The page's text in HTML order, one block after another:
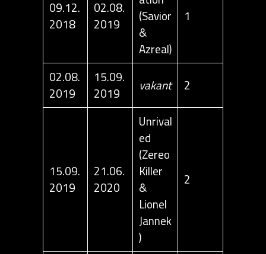
09.12.
2018
02.08.
2019 (Savior
&
Azreal)
1
02.08.
2019
15.09.
2019 vakant 2
15.09.
2019
21.06.
2020
Unrival
ed
(Zereo
Killer
&
Lionel
Jannek
)
2